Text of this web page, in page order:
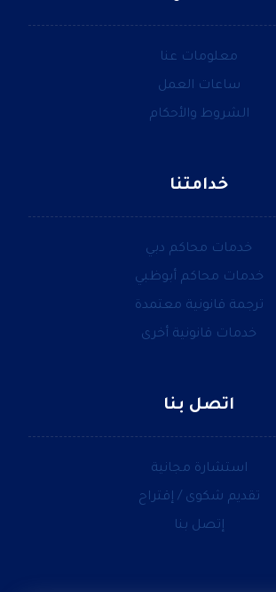
معلومات عنا
ساعات العمل
الشروط والأحكام
خدامتنا
خدمات محاكم دبي
خدمات محاكم أبوظبي
ترجمة قانونية معتمدة
خدمات قانونية أخرى
اتصل بنا
استشارة مجانية
تقديم شكوى / إقتراح
إتصل بنا